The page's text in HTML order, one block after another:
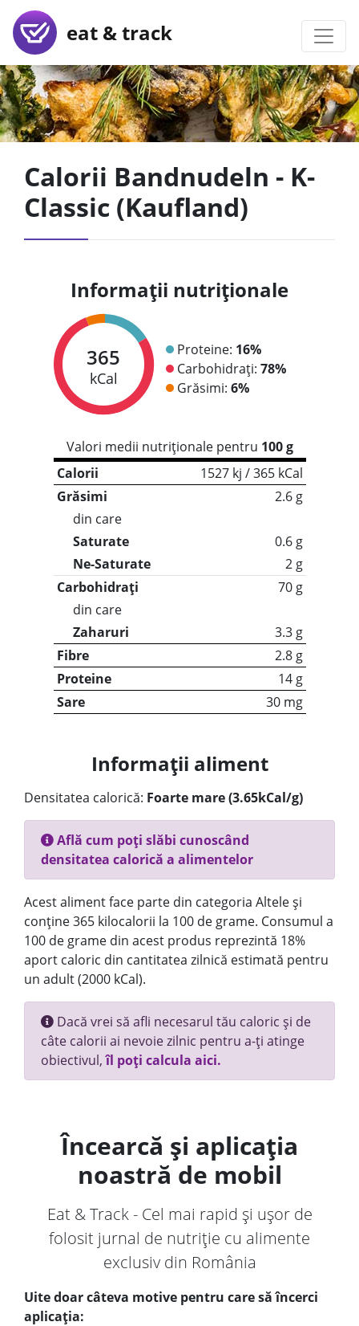
eat & track
Calorii Bandnudeln - K-
Classic (Kaufland)
Informații nutriționale
365
kCal
Proteine: 16%
Carbohidrați: 78%
Grăsimi: 6%
Valori medii nutriționale pentru 100 g
Calorii
1527 kj / 365 kCal
Grăsimi
2.6 g
din care
Saturate
0.6 g
Ne-Saturate
2 g
Carbohidrați
70 g
din care
Zaharuri
3.3 g
Fibre
2.8 g
Proteine
14 g
Sare
30 mg
Informații aliment
Densitatea calorică: Foarte mare (3.65kCal/g)
Află cum poți slăbi cunoscând
densitatea calorică a alimentelor
Acest aliment face parte din categoria Altele și
conține 365 kilocalorii la 100 de grame. Consumul a
100 de grame din acest produs reprezintă 18%
aport caloric din cantitatea zilnică estimată pentru
un adult (2000 kCal).
Dacă vrei să afli necesarul tău caloric și de
câte calorii ai nevoie zilnic pentru a-ți atinge
obiectivul,îl poți calcula aici.
Încearcă și aplicația
noastră de mobil
Eat & Track - Cel mai rapid și ușor de
folosit jurnal de nutriție cu alimente
exclusiv din România
Uite doar câteva motive pentru care să încerci
aplicația: